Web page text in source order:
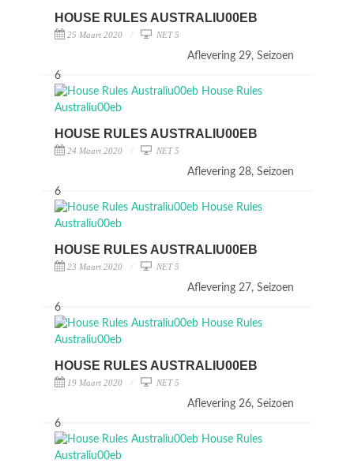
HOUSE RULES AUSTRALIU00EB
25 Maart 2020 NET 5
Aflevering 29, Seizoen
6
HOUSE RULES AUSTRALIU00EB
24 Maart 2020 NET 5
Aflevering 28, Seizoen
6
HOUSE RULES AUSTRALIU00EB
23 Maart 2020 NET 5
Aflevering 27, Seizoen
6
HOUSE RULES AUSTRALIU00EB
19 Maart 2020 NET 5
Aflevering 26, Seizoen
6